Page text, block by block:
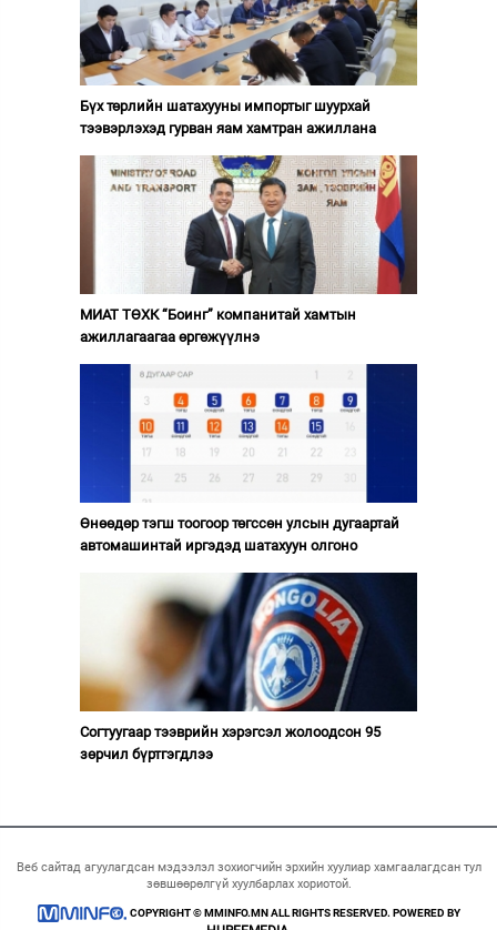
Бүх төрлийн шатахууны импортыг шуурхай
тээвэрлэхэд гурван яам хамтран ажиллана
МИАТ ТӨХК “Боинг” компанитай хамтын
ажиллагаагаа өргөжүүлнэ
Өнөөдөр тэгш тоогоор төгссөн улсын дугаартай
автомашинтай иргэдэд шатахуун олгоно
Согтуугаар тээврийн хэрэгсэл жолоодсон 95
зөрчил бүртгэгдлээ
Веб сайтад агуулагдсан мэдээлэл зохиогчийн эрхийн хуулиар хамгаалагдсан тул
зөвшөөрөлгүй хуулбарлах хориотой.
COPYRIGHT © MMINFO.MN ALL RIGHTS RESERVED. POWERED BY